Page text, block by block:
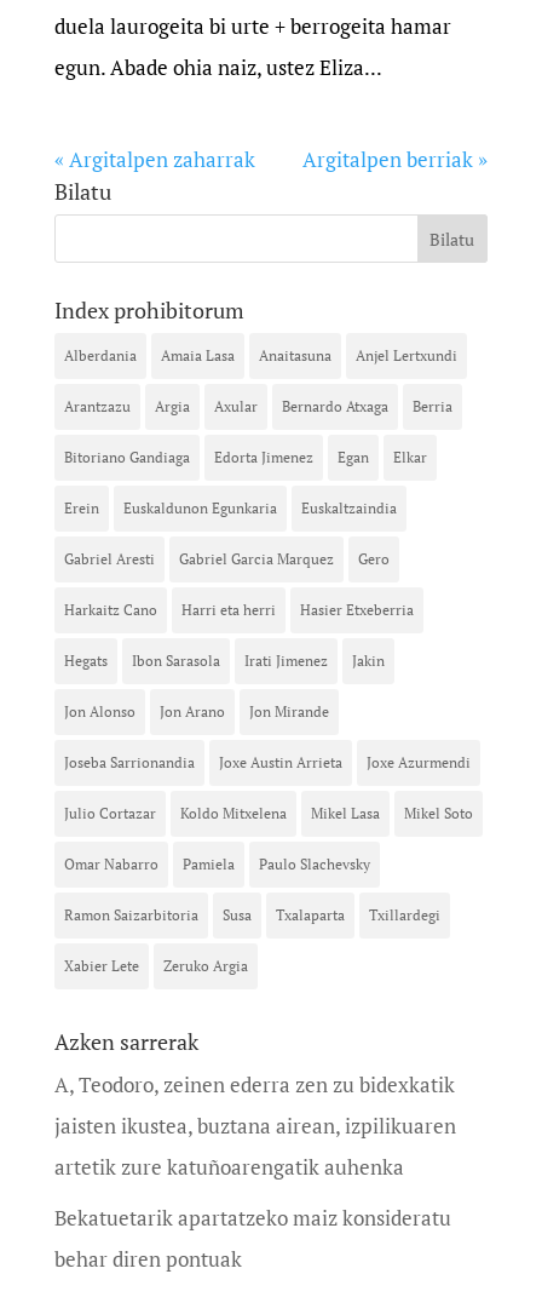
duela laurogeita bi urte + berrogeita hamar
egun. Abade ohia naiz, ustez Eliza...
« Argitalpen zaharrak Argitalpen berriak »
Bilatu
Index prohibitorum
Alberdania Amaia Lasa Anaitasuna Anjel Lertxundi
Arantzazu Argia Axular Bernardo Atxaga Berria
Bitoriano Gandiaga Edorta Jimenez Egan Elkar
Erein Euskaldunon Egunkaria Euskaltzaindia
Gabriel Aresti Gabriel Garcia Marquez Gero
Harkaitz Cano Harri eta herri Hasier Etxeberria
Hegats Ibon Sarasola Irati Jimenez Jakin
Jon Alonso Jon Arano Jon Mirande
Joseba Sarrionandia Joxe Austin Arrieta Joxe Azurmendi
Julio Cortazar Koldo Mitxelena Mikel Lasa Mikel Soto
Omar Nabarro Pamiela Paulo Slachevsky
Ramon Saizarbitoria Susa Txalaparta Txillardegi
Xabier Lete Zeruko Argia
Azken sarrerak
A, Teodoro, zeinen ederra zen zu bidexkatik
jaisten ikustea, buztana airean, izpilikuaren
artetik zure katuñoarengatik auhenka
Bekatuetarik apartatzeko maiz konsideratu
behar diren pontuak